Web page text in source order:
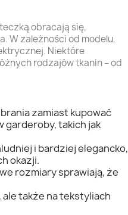
obracają się,
W zależności od modelu,
Niektóre
rodzajów tkanin – od
zamiast kupować
takich jak
i bardziej elegancko,
okazji.
rozmiary sprawiają, że
także na tekstyliach